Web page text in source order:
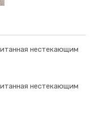
нестекающим
нестекающим